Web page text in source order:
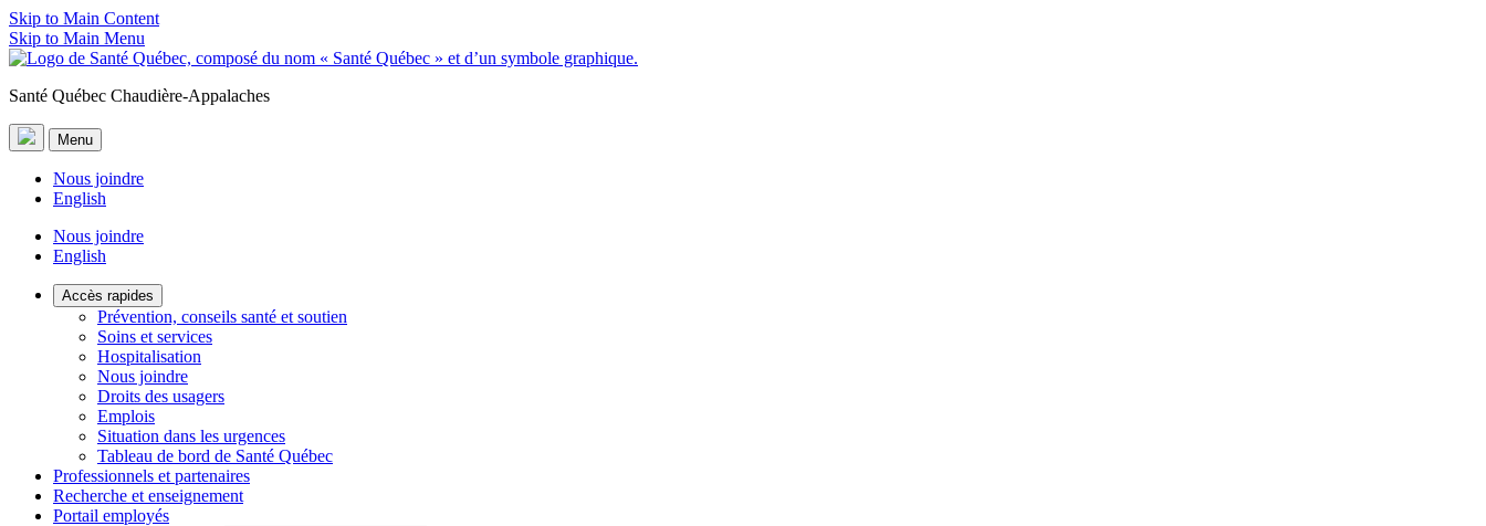
Skip to Main Content
Skip to Main Menu
Santé Québec Chaudière-Appalaches
Menu
Nous joindre
English
Nous joindre
English
Accès rapides
Prévention, conseils santé et soutien
Soins et services
Hospitalisation
Nous joindre
Droits des usagers
Emplois
Situation dans les urgences
Tableau de bord de Santé Québec
Professionnels et partenaires
Recherche et enseignement
Portail employés